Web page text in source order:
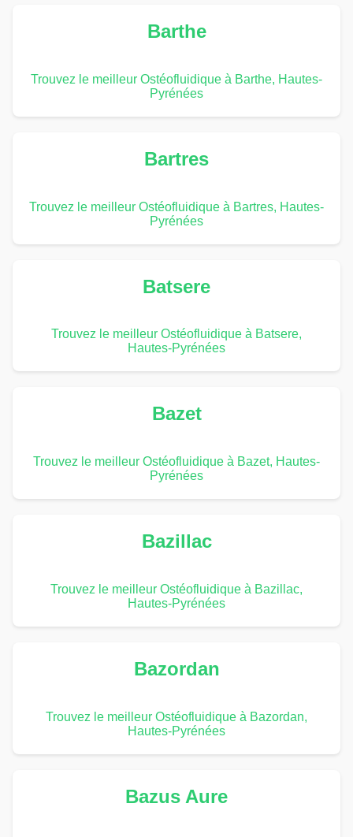
Barthe
Trouvez le meilleur Ostéofluidique à Barthe, Hautes-
Pyrénées
Bartres
Trouvez le meilleur Ostéofluidique à Bartres, Hautes-
Pyrénées
Batsere
Trouvez le meilleur Ostéofluidique à Batsere,
Hautes-Pyrénées
Bazet
Trouvez le meilleur Ostéofluidique à Bazet, Hautes-
Pyrénées
Bazillac
Trouvez le meilleur Ostéofluidique à Bazillac,
Hautes-Pyrénées
Bazordan
Trouvez le meilleur Ostéofluidique à Bazordan,
Hautes-Pyrénées
Bazus Aure